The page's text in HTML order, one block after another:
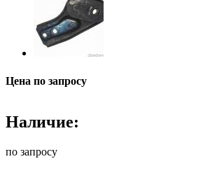
Цена по запросу
Наличие:
по запросу